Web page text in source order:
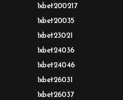
1xbet200217
1xbet20035
1xbet23021
1xbet24036
1xbet24046
1xbet26031
1xbet26037